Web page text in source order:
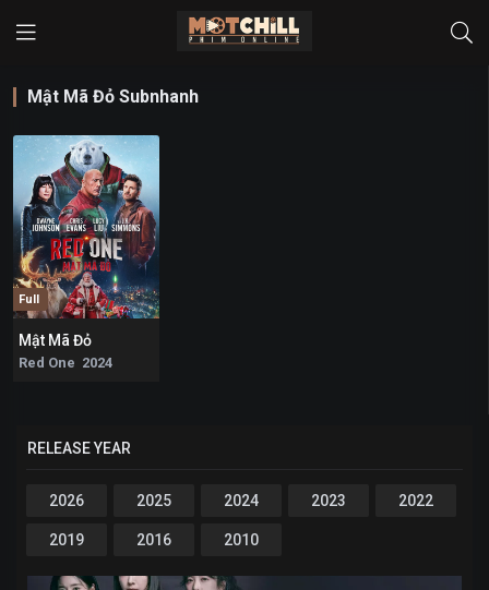
Mật Mã Đỏ Subnhanh
Full
Mật Mã Đỏ
Red One 2024
RELEASE YEAR
2026 2025 2024 2023 2022
2019 2016 2010